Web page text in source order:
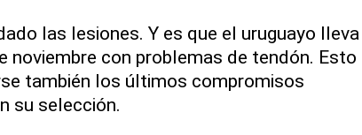
las lesiones. Y es que el uruguayo lleva
noviembre con problemas de tendón. Esto
también los últimos compromisos
su selección.